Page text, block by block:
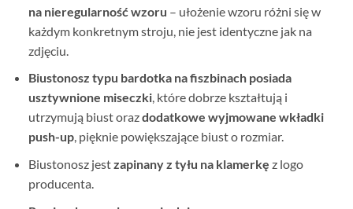
na nieregularność wzoru – ułożenie wzoru różni się w
każdym konkretnym stroju, nie jest identyczne jak na
zdjęciu.
Biustonosz typu bardotka na fiszbinach posiada
usztywnione miseczki, które dobrze kształtują i
utrzymują biust orazdodatkowe wyjmowane wkładki
push-up, pięknie powiększające biust o rozmiar.
Biustonosz jestzapinany z tyłu na klamerkę z logo
producenta.